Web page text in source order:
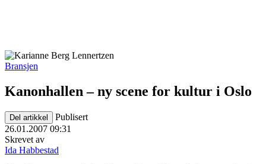
Bransjen
Kanonhallen – ny scene for kultur i Oslo
Del artikkel
Publisert
26.01.2007 09:31
Skrevet av
Ida Habbestad